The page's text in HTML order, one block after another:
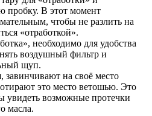
пробку. В этот момент
чтобы не разлить на
«отработкой».
необходимо для удобства
воздушный фильтр и
щуп.
завинчивают на своё место
это место ветошью. Это
увидеть возможные протечки
масла.